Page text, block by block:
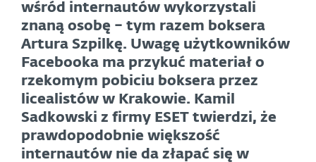
wśród internautów wykorzystali
znaną osobę – tym razem boksera
Artura Szpilkę. Uwagę użytkowników
Facebooka ma przykuć materiał o
rzekomym pobiciu boksera przez
licealistów w Krakowie. Kamil
Sadkowski z firmy ESET twierdzi, że
prawdopodobnie większość
internautów nie da złapać się w